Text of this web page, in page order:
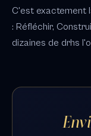
C'est exactement
: Réfléchir,
dizaines de drhs